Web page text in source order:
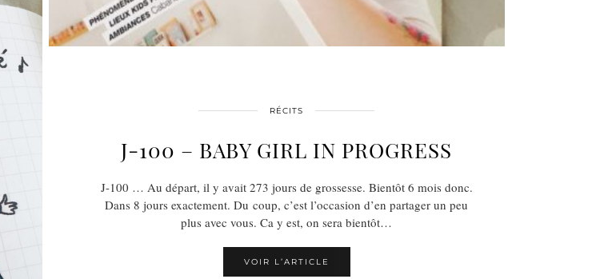
RÉCITS
J-100 – BABY GIRL IN PROGRESS
J-100 … Au départ, il y avait 273 jours de grossesse. Bientôt 6 mois donc.
Dans 8 jours exactement. Du coup, c’est l’occasion d’en partager un peu
plus avec vous. Ca y est, on sera bientôt…
VOIR L’ARTICLE